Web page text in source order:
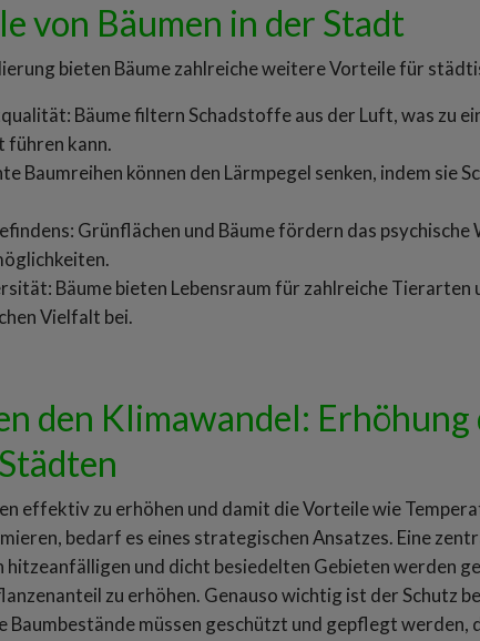
von Bäumen in der Stadt
bieten Bäume zahlreiche weitere Vorteile für
Bäume filtern Schadstoffe aus der Luft, was zu
kann.
Baumreihen können den Lärmpegel senken, indem sie
Grünflächen und Bäume fördern das psychische
Bäume bieten Lebensraum für zahlreiche Tierarten
Vielfalt bei.
den Klimawandel: Erhöhung
effektiv zu erhöhen und damit die Vorteile wie
bedarf es eines strategischen Ansatzes. Eine
hitzeanfälligen und dicht besiedelten Gebieten werden
zu erhöhen. Genauso wichtig ist der Schutz
Baumbestände müssen geschützt und gepflegt werden,